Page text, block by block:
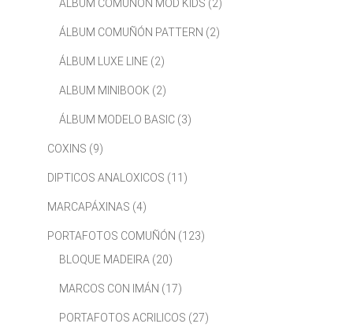
ÁLBUM COMUÑÓN MOD KIDS (2)
ÁLBUM COMUÑÓN PATTERN (2)
ÁLBUM LUXE LINE (2)
ALBUM MINIBOOK (2)
ÁLBUM MODELO BASIC (3)
COXINS (9)
DIPTICOS ANALOXICOS (11)
MARCAPÁXINAS (4)
PORTAFOTOS COMUÑÓN (123)
BLOQUE MADEIRA (20)
MARCOS CON IMÁN (17)
PORTAFOTOS ACRILICOS (27)